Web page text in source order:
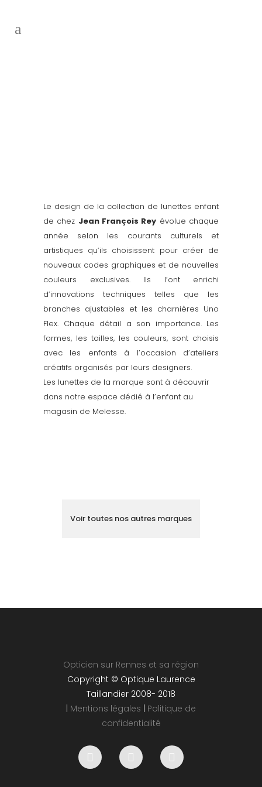
Le design de la collection de lunettes enfant
de chez Jean François Rey évolue chaque
année selon les courants culturels et
artistiques qu’ils choisissent pour créer de
nouveaux codes graphiques et de nouvelles
couleurs exclusives. Ils l’ont enrichi
d’innovations techniques telles que les
branches ajustables et les charnières Uno
Flex. Chaque détail a son importance. Les
formes, les tailles, les couleurs, sont choisis
avec les enfants à l’occasion d’ateliers
créatifs organisés par leurs designers.
Les lunettes de la marque sont à découvrir
dans notre espace dédié à l’enfant au
magasin de Melesse.
Voir toutes nos autres marques
Opticien sur Rennes et sa région
Copyright © Optique Laurence
Taillandier 2008- 2018
Mentions légales
Politique de
confidentialité